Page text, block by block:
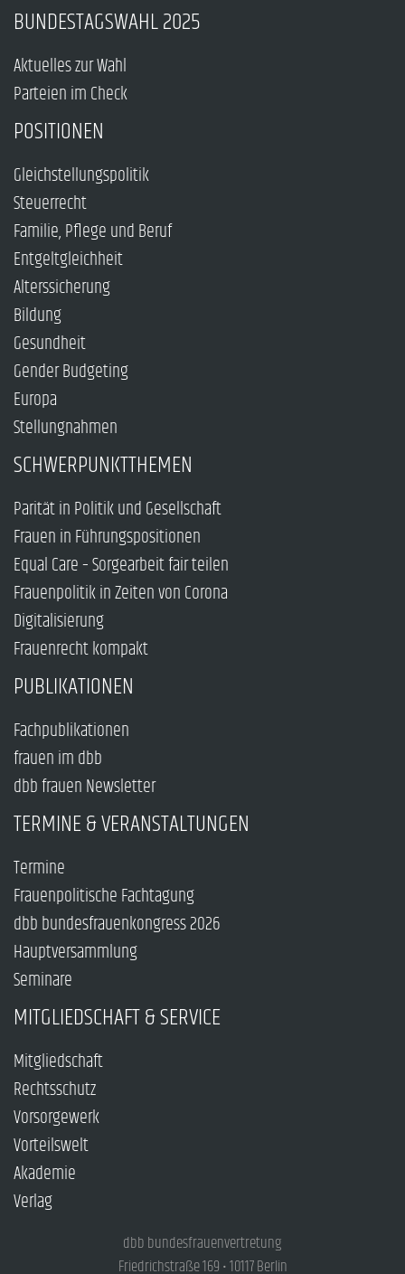
BUNDESTAGSWAHL 2025
Aktuelles zur Wahl
Parteien im Check
POSITIONEN
Gleichstellungspolitik
Steuerrecht
Familie, Pflege und Beruf
Entgeltgleichheit
Alterssicherung
Bildung
Gesundheit
Gender Budgeting
Europa
Stellungnahmen
SCHWERPUNKTTHEMEN
Parität in Politik und Gesellschaft
Frauen in Führungspositionen
Equal Care – Sorgearbeit fair teilen
Frauenpolitik in Zeiten von Corona
Digitalisierung
Frauenrecht kompakt
PUBLIKATIONEN
Fachpublikationen
frauen im dbb
dbb frauen Newsletter
TERMINE & VERANSTALTUNGEN
Termine
Frauenpolitische Fachtagung
dbb bundesfrauenkongress 2026
Hauptversammlung
Seminare
MITGLIEDSCHAFT & SERVICE
Mitgliedschaft
Rechtsschutz
Vorsorgewerk
Vorteilswelt
Akademie
Verlag
dbb bundesfrauenvertretung
Friedrichstraße 169 • 10117 Berlin